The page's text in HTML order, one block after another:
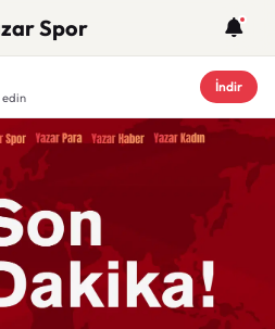
Spor
edin
İndir